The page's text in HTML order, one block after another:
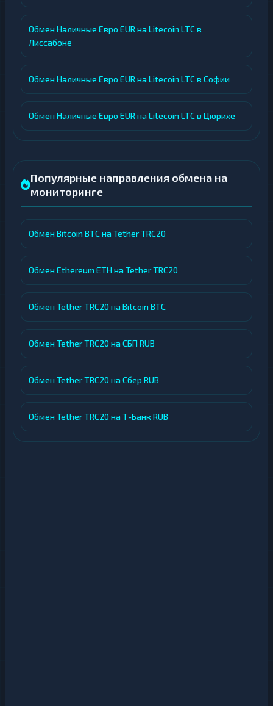
Обмен Наличные Евро EUR на Litecoin LTC в
Лиссабоне
Обмен Наличные Евро EUR на Litecoin LTC в Софии
Обмен Наличные Евро EUR на Litecoin LTC в Цюрихе
Популярные направления обмена на
мониторинге
Обмен Bitcoin BTC на Tether TRC20
Обмен Ethereum ETH на Tether TRC20
Обмен Tether TRC20 на Bitcoin BTC
Обмен Tether TRC20 на СБП RUB
Обмен Tether TRC20 на Сбер RUB
Обмен Tether TRC20 на Т-Банк RUB